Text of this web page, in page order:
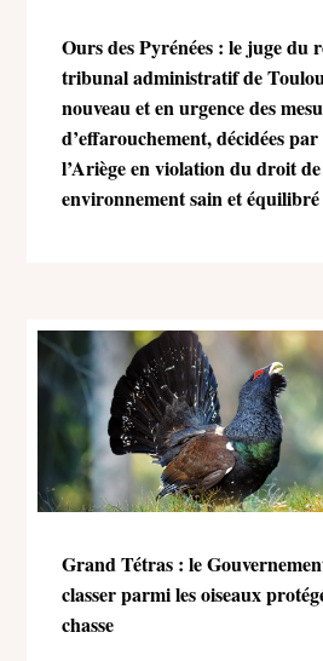
Ours des Pyrénées : le juge du
tribunal administratif de
nouveau et en urgence des
d’effarouchement, décidées
l’Ariège en violation du droit
environnement sain et
Grand Tétras : le
classer parmi les oiseaux
chasse